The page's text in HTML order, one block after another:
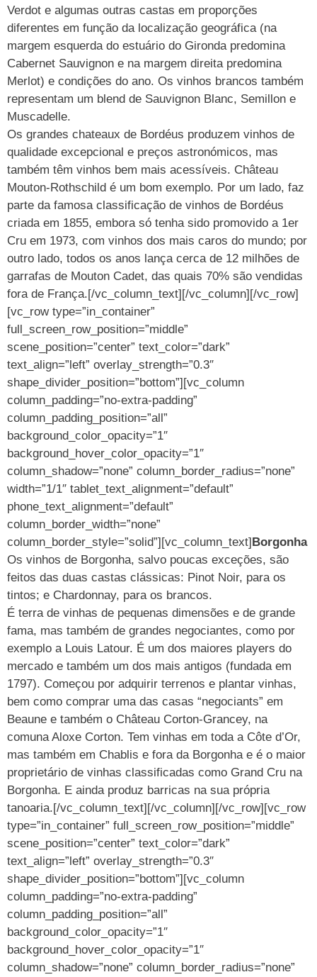
Verdot e algumas outras castas em proporções
diferentes em função da localização geográfica (na
margem esquerda do estuário do Gironda predomina
Cabernet Sauvignon e na margem direita predomina
Merlot) e condições do ano. Os vinhos brancos também
representam um blend de Sauvignon Blanc, Semillon e
Muscadelle.
Os grandes chateaux de Bordéus produzem vinhos de
qualidade excepcional e preços astronómicos, mas
também têm vinhos bem mais acessíveis. Château
Mouton-Rothschild é um bom exemplo. Por um lado, faz
parte da famosa classificação de vinhos de Bordéus
criada em 1855, embora só tenha sido promovido a 1er
Cru em 1973, com vinhos dos mais caros do mundo; por
outro lado, todos os anos lança cerca de 12 milhões de
garrafas de Mouton Cadet, das quais 70% são vendidas
fora de França.[/vc_column_text][/vc_column][/vc_row]
[vc_row type=”in_container”
full_screen_row_position=”middle”
scene_position=”center” text_color=”dark”
text_align=”left” overlay_strength=”0.3″
shape_divider_position=”bottom”][vc_column
column_padding=”no-extra-padding”
column_padding_position=”all”
background_color_opacity=”1″
background_hover_color_opacity=”1″
column_shadow=”none” column_border_radius=”none”
width=”1/1″ tablet_text_alignment=”default”
phone_text_alignment=”default”
column_border_width=”none”
column_border_style=”solid”][vc_column_text]Borgonha
Os vinhos de Borgonha, salvo poucas exceções, são
feitos das duas castas clássicas: Pinot Noir, para os
tintos; e Chardonnay, para os brancos.
É terra de vinhas de pequenas dimensões e de grande
fama, mas também de grandes negociantes, como por
exemplo a Louis Latour. É um dos maiores players do
mercado e também um dos mais antigos (fundada em
1797). Começou por adquirir terrenos e plantar vinhas,
bem como comprar uma das casas “negociants” em
Beaune e também o Château Corton-Grancey, na
comuna Aloxe Corton. Tem vinhas em toda a Côte d’Or,
mas também em Chablis e fora da Borgonha e é o maior
proprietário de vinhas classificadas como Grand Cru na
Borgonha. E ainda produz barricas na sua própria
tanoaria.[/vc_column_text][/vc_column][/vc_row][vc_row
type=”in_container” full_screen_row_position=”middle”
scene_position=”center” text_color=”dark”
text_align=”left” overlay_strength=”0.3″
shape_divider_position=”bottom”][vc_column
column_padding=”no-extra-padding”
column_padding_position=”all”
background_color_opacity=”1″
background_hover_color_opacity=”1″
column_shadow=”none” column_border_radius=”none”